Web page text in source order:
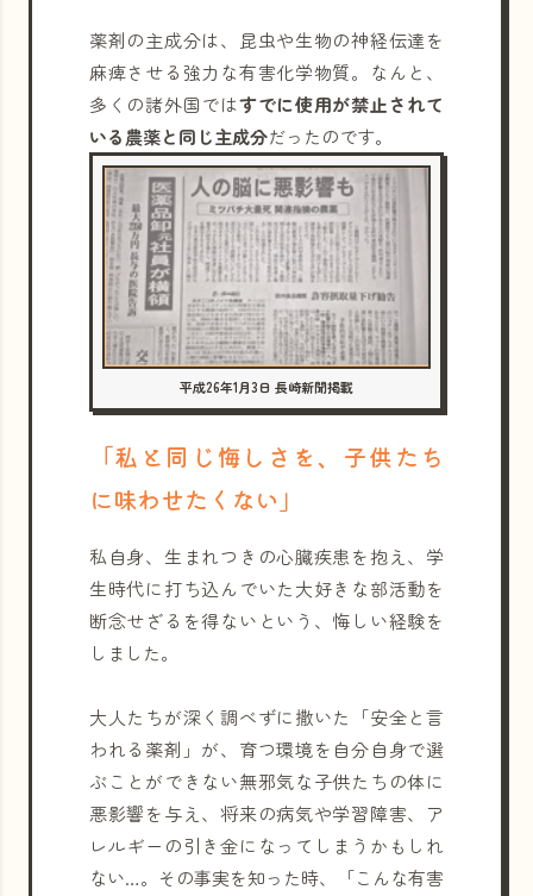
薬剤の主成分は、昆虫や生物の神経伝達を
麻痺させる強力な有害化学物質。なんと、
多くの諸外国ではすでに使用が禁止されて
いる農薬と同じ主成分だったのです。
平成26年1月3日 長崎新聞掲載
「私と同じ悔しさを、子供たち
に味わせたくない」
私自身、生まれつきの心臓疾患を抱え、学
生時代に打ち込んでいた大好きな部活動を
断念せざるを得ないという、悔しい経験を
しました。
大人たちが深く調べずに撒いた「安全と言
われる薬剤」が、育つ環境を自分自身で選
ぶことができない無邪気な子供たちの体に
悪影響を与え、将来の病気や学習障害、ア
レルギーの引き金になってしまうかもしれ
ない…。その事実を知った時、「こんな有害